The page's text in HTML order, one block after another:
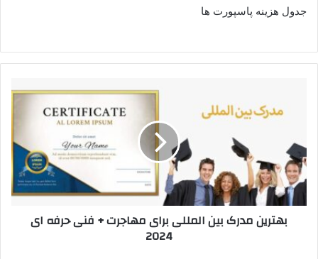
جدول هزینه پاسپورت ها
برای
مهاجرت
+
فنی
حرفه
بهترین مدرک بین المللی برای مهاجرت + فنی حرفه ای
2024